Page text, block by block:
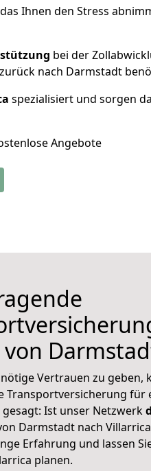
Ihnen den Stress
bei der
nach Darmstadt
spezialisiert und sorgen
Angebote
Vertrauen zu geben,
Transportversicherung für
Ist unser Netzwerk
Darmstadt nach
Erfahrung und lassen
planen.